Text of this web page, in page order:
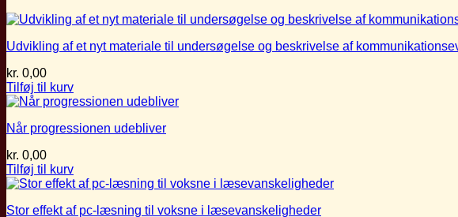
Udvikling af et nyt materiale til undersøgelse og beskrivelse af
kr. 0,00
Tilføj til kurv
Når progressionen udebliver
kr. 0,00
Tilføj til kurv
Stor effekt af pc-læsning til voksne i læsevanskeligheder